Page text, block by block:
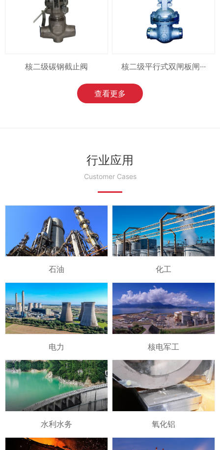
核二级碳钢截止阀 核二级平行式双闸板闸···
查看更多
行业应用
Customer Cases
石油 化工
电力 核电军工
水利水务 氧化铝